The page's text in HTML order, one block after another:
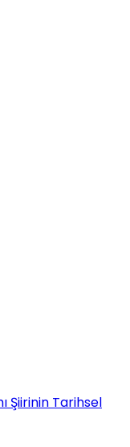
Şiirinin Tarihsel